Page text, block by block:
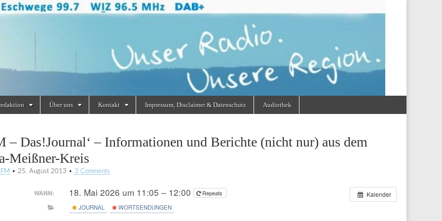
Über uns Kontakt Impressum, Disclaimer & Datenschutz Audiothek
– Das!Journal‘ – Informationen und Berichte (nicht nur) aus dem
Meißner-Kreis
• 25. August 2013 • 3 Comments
Kalender
WANN: 18. Mai 2026 um 11:05 – 12:00
Repeats
JOURNAL
WORTSENDUNGEN